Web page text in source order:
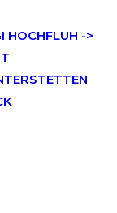
HOCHFLUH ->